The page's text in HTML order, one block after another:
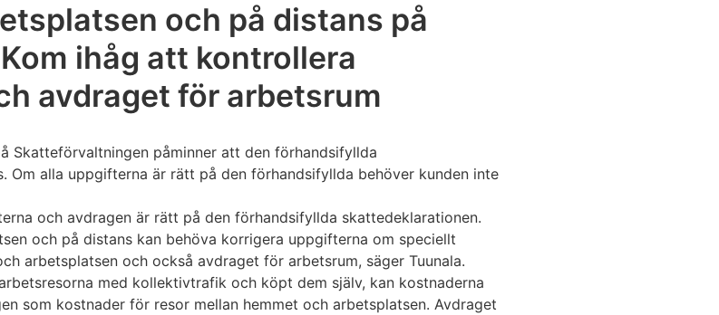
och på distans på
ihåg att kontrollera
avdraget för arbetsrum
Skatteförvaltningen påminner att den förhandsifyllda
Om alla uppgifterna är rätt på den förhandsifyllda behöver kunden inte
och avdragen är rätt på den förhandsifyllda skattedeklarationen.
och på distans kan behöva korrigera uppgifterna om speciellt
arbetsplatsen och också avdraget för arbetsrum, säger Tuunala.
med kollektivtrafik och köpt dem själv, kan kostnaderna
som kostnader för resor mellan hemmet och arbetsplatsen. Avdraget